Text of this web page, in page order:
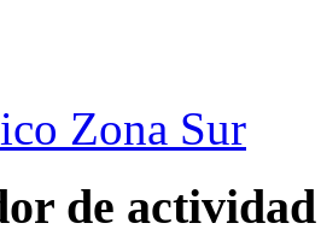
Zona Sur
de actividad